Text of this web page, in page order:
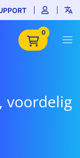
0
voordelig